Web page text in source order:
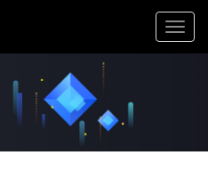
切
换
导